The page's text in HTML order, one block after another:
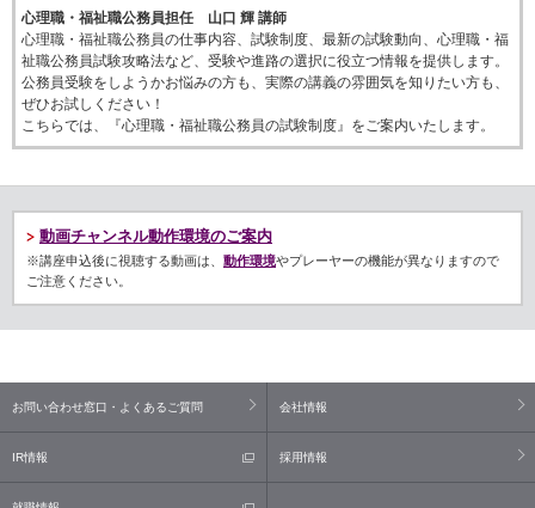
心理職・福祉職公務員担任 山口 輝 講師
心理職・福祉職公務員の仕事内容、試験制度、最新の試験動向、心理職・福
祉職公務員試験攻略法など、受験や進路の選択に役立つ情報を提供します。
公務員受験をしようかお悩みの方も、実際の講義の雰囲気を知りたい方も、
ぜひお試しください！
こちらでは、『心理職・福祉職公務員の試験制度』をご案内いたします。
動画チャンネル動作環境のご案内
※講座申込後に視聴する動画は、 動作環境やプレーヤーの機能が異なりますので
ご注意ください。
お問い合わせ窓口・よくあるご質問 会社情報
IR情報 採用情報